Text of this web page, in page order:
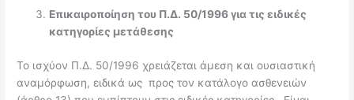
Επικαιροποίηση του Π.Δ. 50/1996 για τις ειδικές
κατηγορίες μετάθεσης
Το ισχύον Π.Δ. 50/1996 χρειάζεται άμεση και ουσιαστική
αναμόρφωση, ειδικά ως προς τον κατάλογο ασθενειών